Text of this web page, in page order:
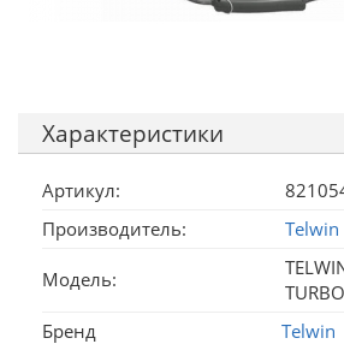
Характеристики
Артикул:
Производитель:
Telwin
Модель:
TURBO
Бренд
Telwin